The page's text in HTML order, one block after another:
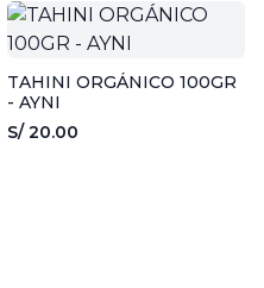
TAHINI ORGÁNICO 100GR
- AYNI
S/ 20.00